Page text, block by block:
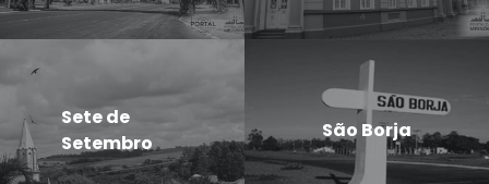
Sete de
Setembro
São Borja